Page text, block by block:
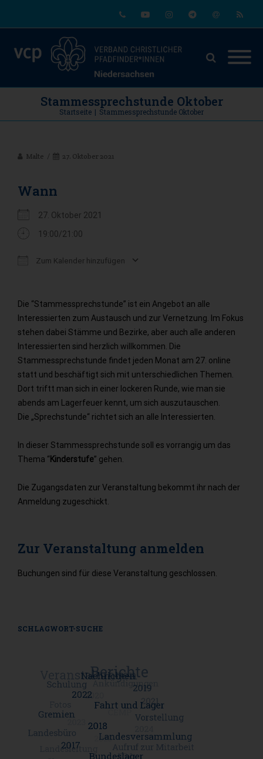
Stammessprechstunde Oktober
Startseite | Stammessprechstunde Oktober
Malte 27. Oktober 2021
Wann
27. Oktober 2021
19:00/21:00
Zum Kalender hinzufügen
Die “Stammessprechstunde” ist ein Angebot an alle
Interessierten zum Austausch und zur Vernetzung. Im Fokus
stehen dabei Stämme und Bezirke, aber auch alle anderen
Interessierten sind herzlich willkommen. Die
Stammessprechstunde findet jeden Monat am 27. online
statt und beschäftigt sich mit unterschiedlichen Themen.
Dort triftt man sich in einer lockeren Runde, wie man sie
abends am Lagerfeuer kennt, um sich auszutauschen.
Die „Sprechstunde“ richtet sich an alle Interessierten.
In dieser Stammessprechstunde soll es vorrangig um das
Thema “ Kinderstufe” gehen.
Die Zugangsdaten zur Veranstaltung bekommt ihr nach der
Anmeldung zugeschickt.
Zur Veranstaltung anmelden
Buchungen sind für diese Veranstaltung geschlossen.
SCHLAGWORT-SUCHE